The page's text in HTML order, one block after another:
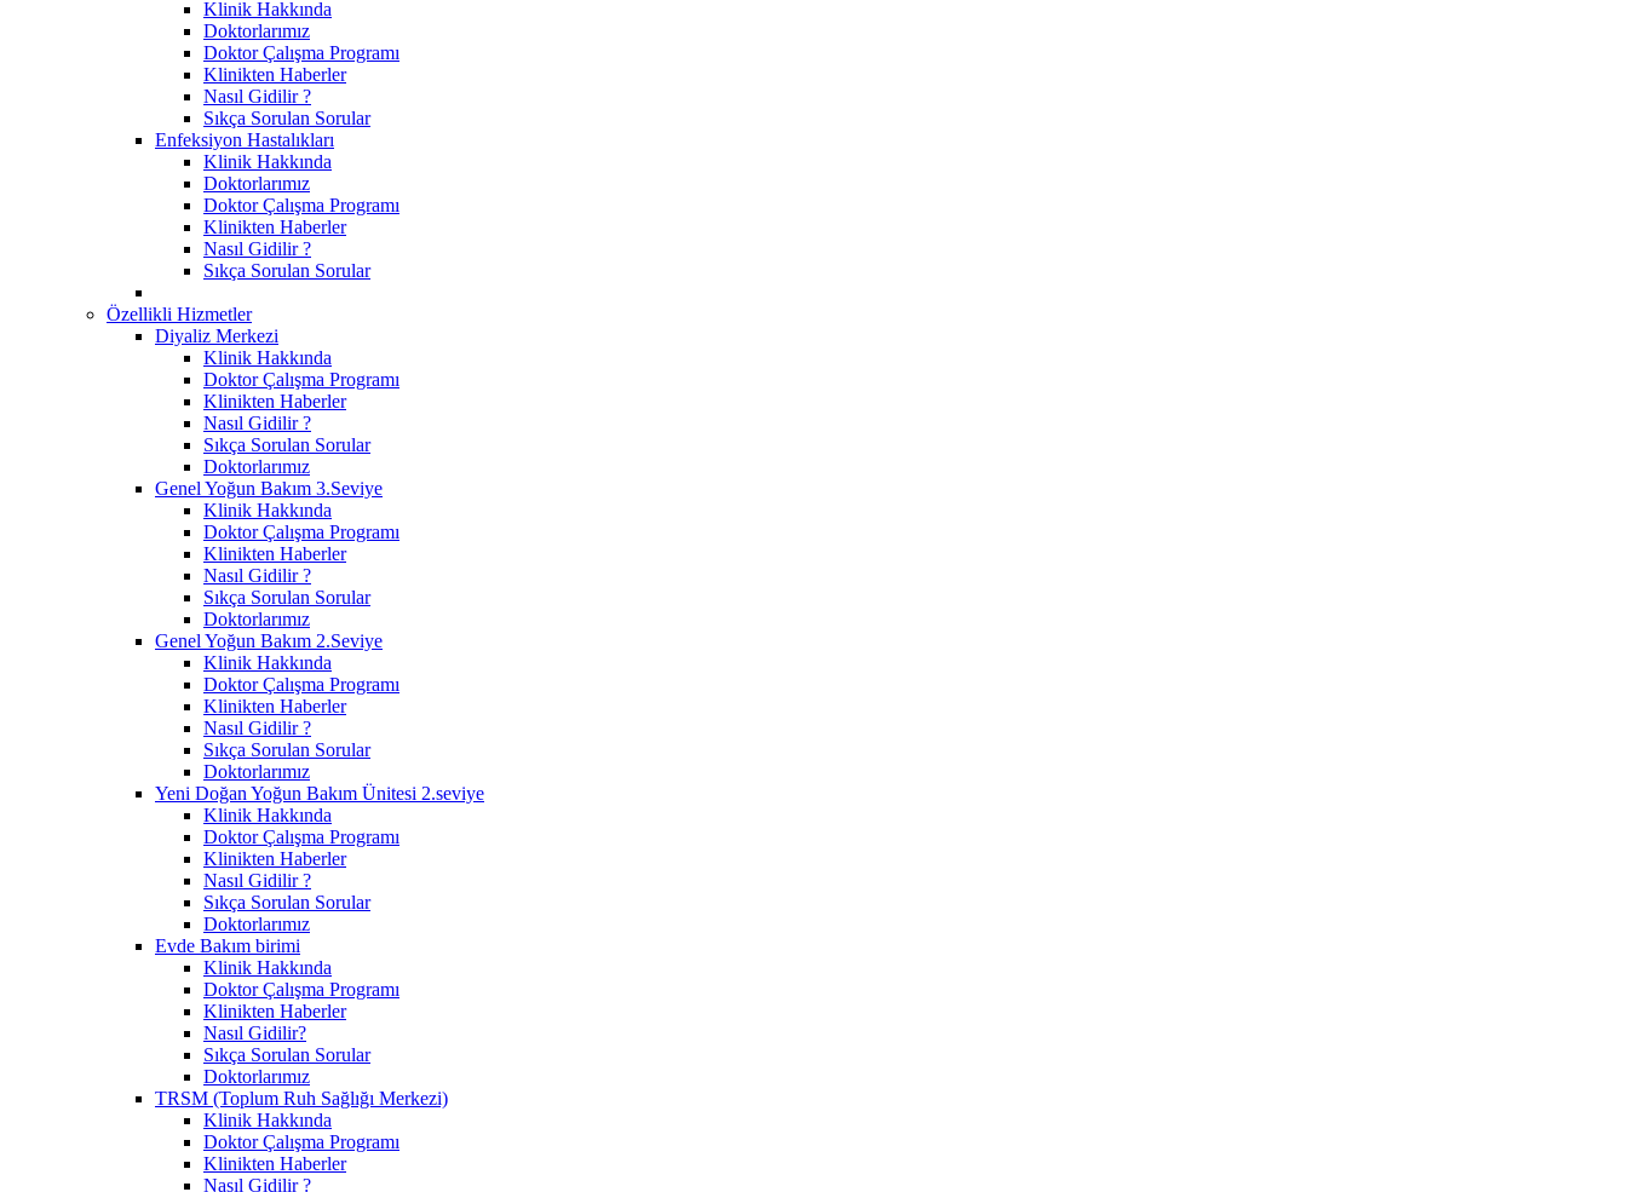
Klinik Hakkında
Doktorlarımız
Doktor Çalışma Programı
Klinikten Haberler
Nasıl Gidilir ?
Sıkça Sorulan Sorular
Enfeksiyon Hastalıkları
Klinik Hakkında
Doktorlarımız
Doktor Çalışma Programı
Klinikten Haberler
Nasıl Gidilir ?
Sıkça Sorulan Sorular
Özellikli Hizmetler
Diyaliz Merkezi
Klinik Hakkında
Doktor Çalışma Programı
Klinikten Haberler
Nasıl Gidilir ?
Sıkça Sorulan Sorular
Doktorlarımız
Genel Yoğun Bakım 3.Seviye
Klinik Hakkında
Doktor Çalışma Programı
Klinikten Haberler
Nasıl Gidilir ?
Sıkça Sorulan Sorular
Doktorlarımız
Genel Yoğun Bakım 2.Seviye
Klinik Hakkında
Doktor Çalışma Programı
Klinikten Haberler
Nasıl Gidilir ?
Sıkça Sorulan Sorular
Doktorlarımız
Yeni Doğan Yoğun Bakım Ünitesi 2.seviye
Klinik Hakkında
Doktor Çalışma Programı
Klinikten Haberler
Nasıl Gidilir ?
Sıkça Sorulan Sorular
Doktorlarımız
Evde Bakım birimi
Klinik Hakkında
Doktor Çalışma Programı
Klinikten Haberler
Nasıl Gidilir?
Sıkça Sorulan Sorular
Doktorlarımız
TRSM (Toplum Ruh Sağlığı Merkezi)
Klinik Hakkında
Doktor Çalışma Programı
Klinikten Haberler
Nasıl Gidilir ?